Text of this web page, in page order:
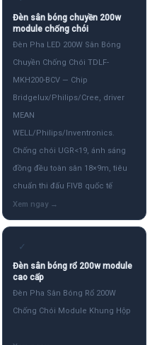
Đèn sân bóng chuyền 200w
module chống chói
Đèn Pha LED 200W Sân Bóng
Chuyền Chống Chói TDLF-
MKH200-BCV — Chip
Bridgelux/Philips/Cree, driver
MEAN
WELL/Philips/Inventronics.
Chống chói UGR<19, ánh sáng
đồng đều toàn sân 18×9m, tiêu
chuẩn thi đấu FIVB quốc tế
✓
Đèn sân bóng rổ 200w module
cao cấp
Đèn Pha Sân Bóng Rổ 200W
Chống Chói Module Khung Hộp